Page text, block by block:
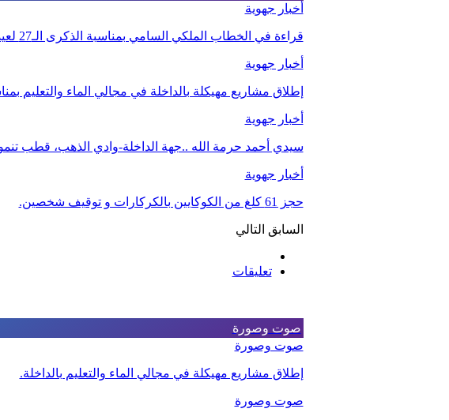
أخبار جهوية
قراءة في الخطاب الملكي السامي بمناسبة الذكرى الـ27 لعيد العرش”خطاب الثقة…
أخبار جهوية
إطلاق مشاريع مهيكلة بالداخلة في مجالي الماء والتعليم
أخبار جهوية
سيدي أحمد حرمة الله ..جهة الداخلة-وادي الذهب، قطب
أخبار جهوية
حجز 61 كلغ من الكوكايين بالكركارات و توقيف شخصين.
السابق التالي
تعليقات
صوت وصورة
صوت وصورة
إطلاق مشاريع مهيكلة في مجالي الماء والتعليم بالداخلة.
صوت وصورة